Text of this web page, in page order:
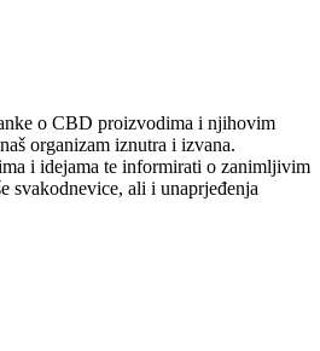
o CBD proizvodima i njihovim
organizam iznutra i izvana.
i idejama te informirati o zanimljivim
svakodnevice, ali i unaprjeđenja